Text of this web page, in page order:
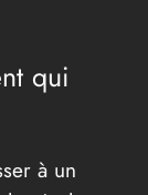
qui
à un